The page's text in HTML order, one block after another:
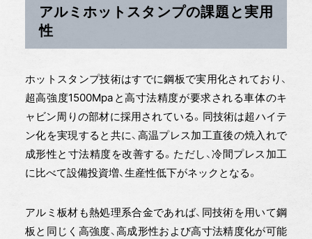
アルミホットスタンプの課題と実用
性
ホットスタンプ技術はすでに鋼板で実用化されており、
超高強度1500Mpaと高寸法精度が要求される車体のキ
ャビン周りの部材に採用されている。同技術は超ハイテ
ン化を実現すると共に、高温プレス加工直後の焼入れで
成形性と寸法精度を改善する。ただし、冷間プレス加工
に比べて設備投資増、生産性低下がネックとなる。
アルミ板材も熱処理系合金であれば、同技術を用いて鋼
板と同じく高強度、高成形性および高寸法精度化が可能